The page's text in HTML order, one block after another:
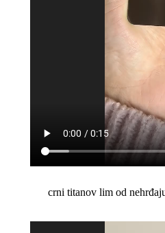
crni titanov lim od